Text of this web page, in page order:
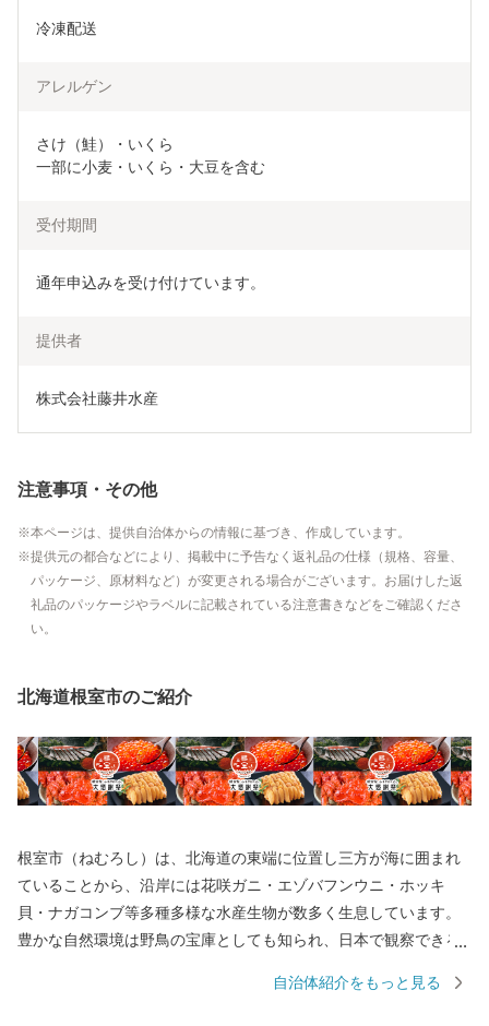
冷凍配送
アレルゲン
さけ（鮭）・いくら
一部に小麦・いくら・大豆を含む
受付期間
通年申込みを受け付けています。
提供者
株式会社藤井水産
注意事項・その他
本ページは、提供自治体からの情報に基づき、作成しています。
提供元の都合などにより、掲載中に予告なく返礼品の仕様（規格、容量、
パッケージ、原材料など）が変更される場合がございます。お届けした返
礼品のパッケージやラベルに記載されている注意書きなどをご確認くださ
い。
北海道根室市のご紹介
根室市（ねむろし）は、北海道の東端に位置し三方が海に囲まれ
ていることから、沿岸には花咲ガニ・エゾバフンウニ・ホッキ
貝・ナガコンブ等多種多様な水産生物が数多く生息しています。
豊かな自然環境は野鳥の宝庫としても知られ、日本で観察できる
などには毎年全国各地から多くの方がバードウォッチングに訪れ
自治体紹介をもっと見る